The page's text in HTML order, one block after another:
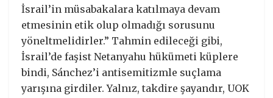
İsrail’in müsabakalara katılmaya devam
etmesinin etik olup olmadığı sorusunu
yöneltmelidirler.” Tahmin edileceği gibi,
İsrail’de faşist Netanyahu hükümeti küplere
bindi, Sánchez’i antisemitizmle suçlama
yarışına girdiler. Yalnız, takdire şayandır, UOK